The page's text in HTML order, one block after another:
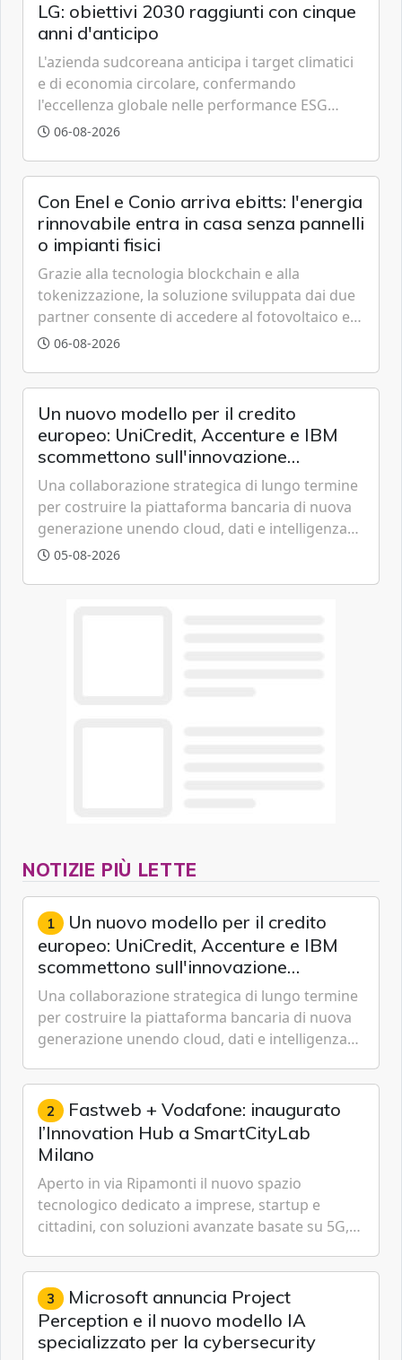
LG: obiettivi 2030 raggiunti con cinque
anni d'anticipo
L'azienda sudcoreana anticipa i target climatici
e di economia circolare, confermando
l'eccellenza globale nelle performance ESG
grazie a innovazione, accessibilità e governance
06-08-2026
Con Enel e Conio arriva ebitts: l'energia
rinnovabile entra in casa senza pannelli
o impianti fisici
Grazie alla tecnologia blockchain e alla
tokenizzazione, la soluzione sviluppata dai due
partner consente di accedere al fotovoltaico e
all'eolico ottenendo risparmi diretti in bolletta,
06-08-2026
Un nuovo modello per il credito
europeo: UniCredit, Accenture e IBM
scommettono sull'innovazione
tecnologica
Una collaborazione strategica di lungo termine
per costruire la piattaforma bancaria di nuova
generazione unendo cloud, dati e intelligenza
artificiale.
05-08-2026
NOTIZIE PIÙ LETTE
1 Un nuovo modello per il credito
europeo: UniCredit, Accenture e IBM
scommettono sull'innovazione
tecnologica
Una collaborazione strategica di lungo termine
per costruire la piattaforma bancaria di nuova
generazione unendo cloud, dati e intelligenza
2 Fastweb + Vodafone: inaugurato
l’Innovation Hub a SmartCityLab
Milano
Aperto in via Ripamonti il nuovo spazio
tecnologico dedicato a imprese, startup e
cittadini, con soluzioni avanzate basate su 5G,
Cybersecurity.
3 Microsoft annuncia Project
Perception e il nuovo modello IA
specializzato per la cybersecurity